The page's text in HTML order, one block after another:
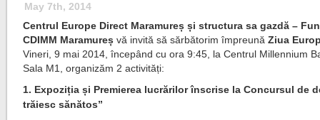
May 7th, 2014
Centrul Europe Direct Maramureș și structura sa gazdă –
CDIMM Maramureș vă invită să sărbătorim împreunăZiua
Vineri, 9 mai 2014, începând cu ora 9:45, la Centrul Millennium
Sala M1, organizăm 2 activități:
1. Expoziția și Premierea lucrărilor înscrise la Concursul de
trăiesc sănătos”